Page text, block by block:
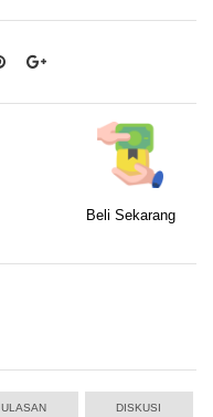
Beli Sekarang
ULASAN DISKUSI